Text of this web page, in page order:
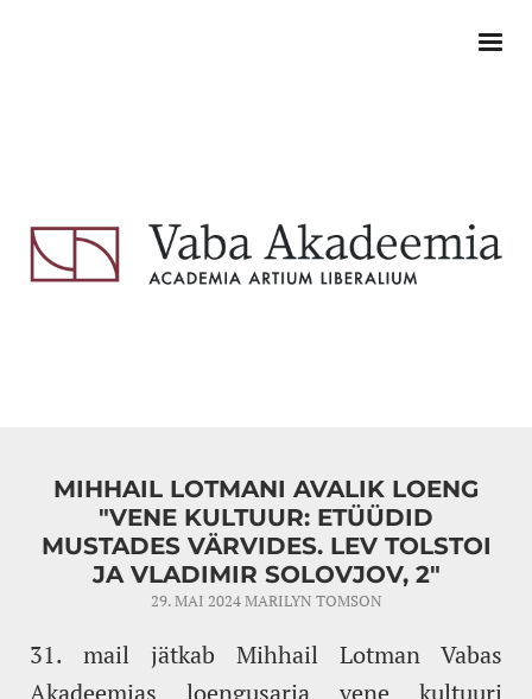
MIHHAIL LOTMANI AVALIK LOENG
"VENE KULTUUR: ETÜÜDID
MUSTADES VÄRVIDES. LEV TOLSTOI
JA VLADIMIR SOLOVJOV, 2"
29. MAI 2024MARILYN TOMSON
31. mail jätkab Mihhail Lotman Vabas
Akadeemias loengusarja vene kultuuri